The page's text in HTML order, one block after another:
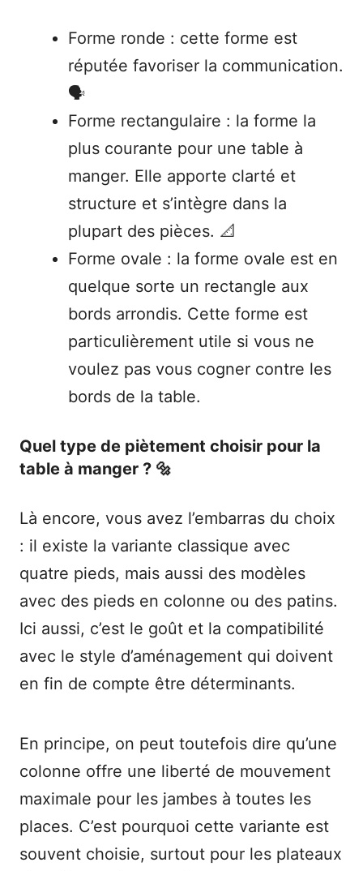
Forme ronde : cette forme est
réputée favoriser la communication.
🗣️
Forme rectangulaire : la forme la
plus courante pour une table à
manger. Elle apporte clarté et
structure et s’intègre dans la
plupart des pièces. 📐
Forme ovale : la forme ovale est en
quelque sorte un rectangle aux
bords arrondis. Cette forme est
particulièrement utile si vous ne
voulez pas vous cogner contre les
bords de la table.
Quel type de piètement choisir pour la
table à manger ? 🔩
Là encore, vous avez l’embarras du choix
: il existe la variante classique avec
quatre pieds, mais aussi des modèles
avec des pieds en colonne ou des patins.
Ici aussi, c’est le goût et la compatibilité
avec le style d’aménagement qui doivent
en fin de compte être déterminants.
En principe, on peut toutefois dire qu’une
colonne offre une liberté de mouvement
maximale pour les jambes à toutes les
places. C’est pourquoi cette variante est
souvent choisie, surtout pour les plateaux